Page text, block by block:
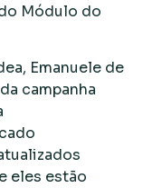
Módulo do
Emanuele de
campanha
eles estão